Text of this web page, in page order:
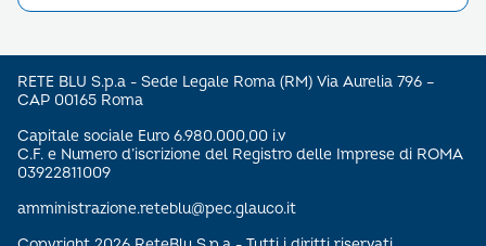
RETE BLU S.p.a - Sede Legale Roma (RM) Via Aurelia 796 –
CAP 00165 Roma
Capitale sociale Euro 6.980.000,00 i.v
C.F. e Numero d’iscrizione del Registro delle Imprese di ROMA
03922811009
amministrazione.reteblu@pec.glauco.it